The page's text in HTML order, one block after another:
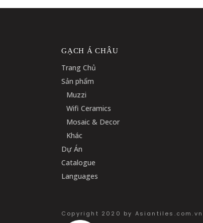
GẠCH Á CHÂU
Trang Chủ
Sản phẩm
Muzzi
Wifi Ceramics
Mosaic & Decor
Khác
Dự Án
Catalogue
Languages
Copyright 2020 by Asiantiles.com.vn